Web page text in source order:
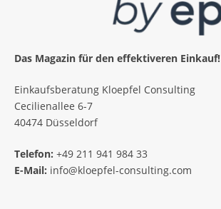
Das Magazin für den effektiveren Einkauf!
Einkaufsberatung Kloepfel Consulting
Cecilienallee 6-7
40474 Düsseldorf
Telefon: +49 211 941 984 33
E-Mail: info@kloepfel-consulting.com